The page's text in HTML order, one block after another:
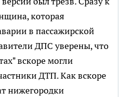
которая
в пассажирской
ДПС уверены, что
вскоре могли
ДТП. Как вскоре
нижегородки